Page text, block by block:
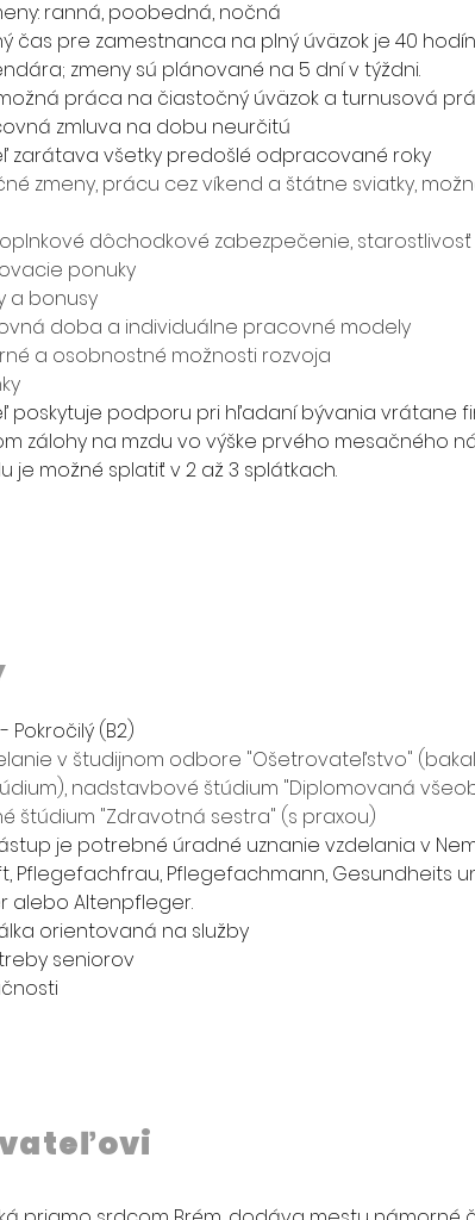
ranná, poobedná, nočná
čas pre zamestnanca na plný úväzok je 40
zmeny sú plánované na 5 dní v týždni.
práca na čiastočný úväzok a turnusová
zmluva na dobu neurčitú
zarátava všetky predošlé odpracované roky
zmeny, prácu cez víkend a štátne sviatky,
dôchodkové zabezpečenie,
ponuky
a bonusy
doba a individuálne pracovné modely
a osobnostné možnosti rozvoja
poskytuje podporu pri hľadaní bývania vrátane
zálohy na mzdu vo výške prvého mesačného
je možné splatiť v 2 až 3 splátkach.
Pokročilý (B2)
v študijnom odbore "Ošetrovateľstvo"
nadstavbové štúdium "Diplomovaná
štúdium "Zdravotná sestra" (s praxou)
je potrebné úradné uznanie vzdelania v
Pflegefachfrau, Pflegefachmann, Gesundheits
alebo Altenpfleger.
orientovaná na služby
seniorov